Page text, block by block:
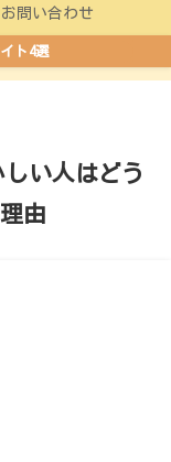
お問い合わせ
ト4選
い人はどう
由